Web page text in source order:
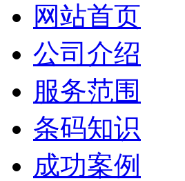
网站首页
公司介绍
服务范围
条码知识
成功案例